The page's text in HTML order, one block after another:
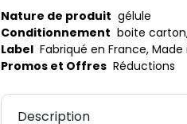
Nature de produit gélule
Conditionnement boite
Label Fabriqué en France, Made
Promos et Offres Réductions
Description